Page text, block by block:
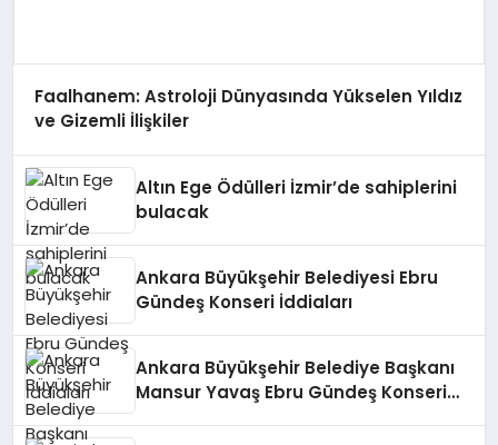
Faalhanem: Astroloji Dünyasında Yükselen Yıldız
ve Gizemli İlişkiler
Altın Ege Ödülleri İzmir’de sahiplerini
bulacak
Ankara Büyükşehir Belediyesi Ebru
Gündeş Konseri İddiaları
Ankara Büyükşehir Belediye Başkanı
Mansur Yavaş Ebru Gündeş Konseri